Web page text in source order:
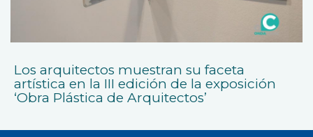
Los arquitectos muestran su faceta
artística en la III edición de la exposición
‘Obra Plástica de Arquitectos’